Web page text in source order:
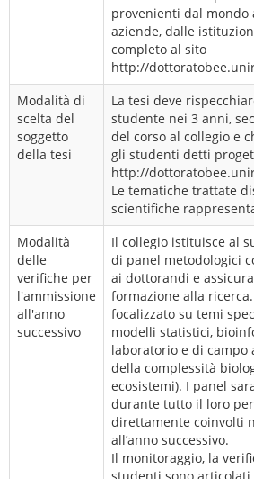
provenienti dal mondo
aziende, dalle
completo al sito
http://
Modalità di
scelta del
soggetto
della tesi
La tesi deve
studente nei 3 anni,
del corso al collegio e
gli studenti detti
http://
Le tematiche trattate
scientifiche
Modalità
delle
verifiche per
l'ammissione
all'anno
successivo
Il collegio istituisce al
di panel metodologici
ai dottorandi e
formazione alla
focalizzato su temi
modelli statistici,
laboratorio e di campo
della complessità
ecosistemi). I panel
durante tutto il loro
direttamente coinvolti
all’anno successivo.
Il monitoraggio, la